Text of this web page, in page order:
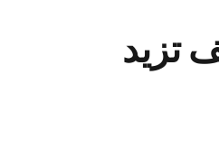
تزيد